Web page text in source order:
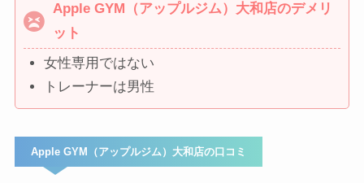
Apple GYM（アップルジム）大和店のデメリ
ット
女性専用ではない
トレーナーは男性
Apple GYM（アップルジム）大和店の口コミ